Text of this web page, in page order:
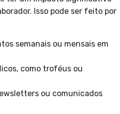
Isso pode ser feito por
semanais ou mensais em
como troféus ou
ou comunicados